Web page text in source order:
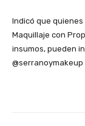
Indicó que
Maquillaje con
insumos, pueden
@serranoymakeup